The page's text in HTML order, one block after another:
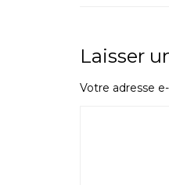
Laisser
Votre adresse